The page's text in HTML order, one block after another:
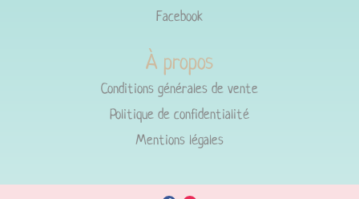
Facebook
À propos
Conditions générales de vente
Politique de confidentialité
Mentions légales